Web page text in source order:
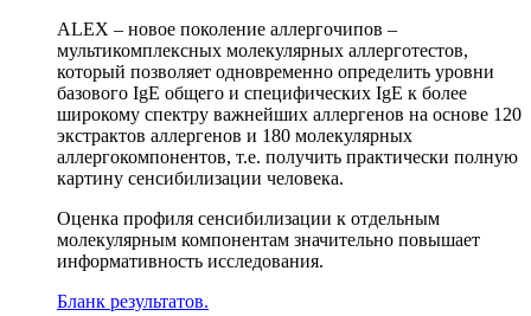
ALEX – новое поколение аллергочипов –
мультикомплексных молекулярных аллерготестов,
который позволяет одновременно определить уровни
базового IgE общего и специфических IgE к более
широкому спектру важнейших аллергенов на основе 120
экстрактов аллергенов и 180 молекулярных
аллергокомпонентов, т.е. получить практически полную
картину сенсибилизации человека.
Оценка профиля сенсибилизации к отдельным
молекулярным компонентам значительно повышает
информативность исследования.
Бланк результатов.